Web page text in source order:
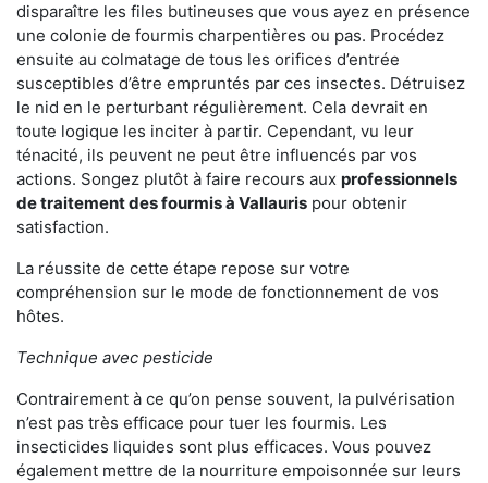
disparaître les files butineuses que vous ayez en présence
une colonie de fourmis charpentières ou pas. Procédez
ensuite au colmatage de tous les orifices d’entrée
susceptibles d’être empruntés par ces insectes. Détruisez
le nid en le perturbant régulièrement. Cela devrait en
toute logique les inciter à partir. Cependant, vu leur
ténacité, ils peuvent ne peut être influencés par vos
actions. Songez plutôt à faire recours aux professionnels
de traitement des fourmis à Vallauris pour obtenir
satisfaction.
La réussite de cette étape repose sur votre
compréhension sur le mode de fonctionnement de vos
hôtes.
Technique avec pesticide
Contrairement à ce qu’on pense souvent, la pulvérisation
n’est pas très efficace pour tuer les fourmis. Les
insecticides liquides sont plus efficaces. Vous pouvez
également mettre de la nourriture empoisonnée sur leurs